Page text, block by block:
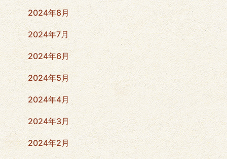
2024年8月
2024年7月
2024年6月
2024年5月
2024年4月
2024年3月
2024年2月